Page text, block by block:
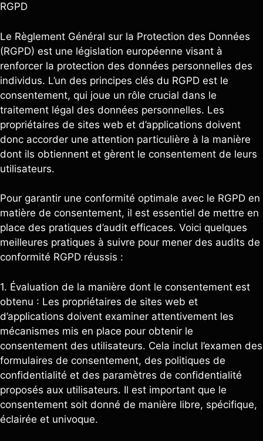
RGPD
Le Règlement Général sur la Protection des Données
(RGPD) est une législation européenne visant à
renforcer la protection des données personnelles des
individus. L’un des principes clés du RGPD est le
consentement, qui joue un rôle crucial dans le
traitement légal des données personnelles. Les
propriétaires de sites web et d’applications doivent
donc accorder une attention particulière à la manière
dont ils obtiennent et gèrent le consentement de leurs
utilisateurs.
Pour garantir une conformité optimale avec le RGPD en
matière de consentement, il est essentiel de mettre en
place des pratiques d’audit efficaces. Voici quelques
meilleures pratiques à suivre pour mener des audits de
conformité RGPD réussis :
1. Évaluation de la manière dont le consentement est
obtenu : Les propriétaires de sites web et
d’applications doivent examiner attentivement les
mécanismes mis en place pour obtenir le
consentement des utilisateurs. Cela inclut l’examen des
formulaires de consentement, des politiques de
confidentialité et des paramètres de confidentialité
proposés aux utilisateurs. Il est important que le
consentement soit donné de manière libre, spécifique,
éclairée et univoque.